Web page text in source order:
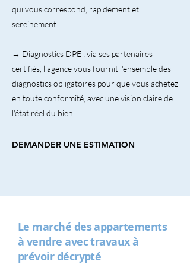
qui vous correspond, rapidement et
sereinement.
→ Diagnostics DPE : via ses partenaires
certifiés, l'agence vous fournit l'ensemble des
diagnostics obligatoires pour que vous achetez
en toute conformité, avec une vision claire de
l'état réel du bien.
DEMANDER UNE ESTIMATION
Le marché des appartements
à vendre avec travaux à
prévoir décrypté